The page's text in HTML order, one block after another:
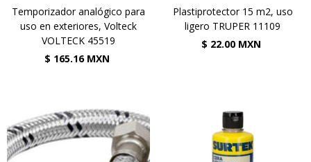
Temporizador analógico para
uso en exteriores, Volteck
VOLTECK 45519
$ 165.16 MXN
Plastiprotector 15 m2, uso
ligero TRUPER 11109
$ 22.00 MXN